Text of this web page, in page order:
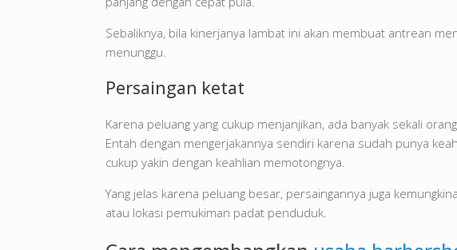
Sebaliknya, bila kinerjanya lambat ini akan membuat antrean
menunggu.
Persaingan ketat
Karena peluang yang cukup menjanjikan, ada banyak sekali
Entah dengan mengerjakannya sendiri karena sudah punya
cukup yakin dengan keahlian memotongnya.
Yang jelas karena peluang besar, persaingannya juga
atau lokasi pemukiman padat penduduk.